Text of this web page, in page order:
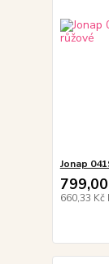
Jonap
660,33 Kč